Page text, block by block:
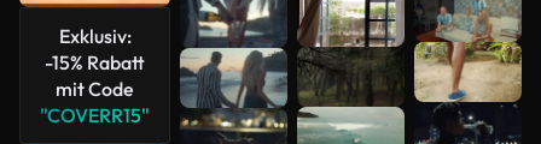
Exklusiv:
-15% Rabatt
mit Code
"COVERR15"